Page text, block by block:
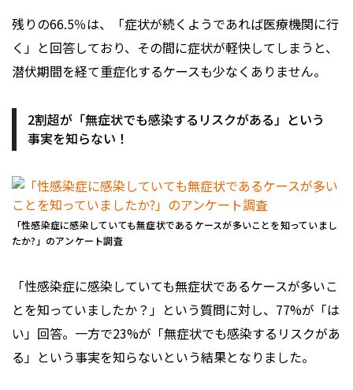
残りの66.5％は、「症状が続くようであれば医療機関に行
く」と回答しており、その間に症状が軽快してしまうと、
潜伏期間を経て重症化するケースも少なくありません。
2割超が「無症状でも感染するリスクがある」という
事実を知らない！
「性感染症に感染していても無症状であるケースが多いことを知っていまし
たか?」のアンケート調査
「性感染症に感染していても無症状であるケースが多いこ
とを知っていましたか？」という質問に対し、77%が「は
い」回答。一方で23%が「無症状でも感染するリスクがあ
る」という事実を知らないという結果となりました。